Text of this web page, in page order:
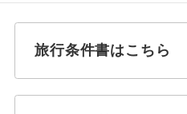
旅行条件書はこちら